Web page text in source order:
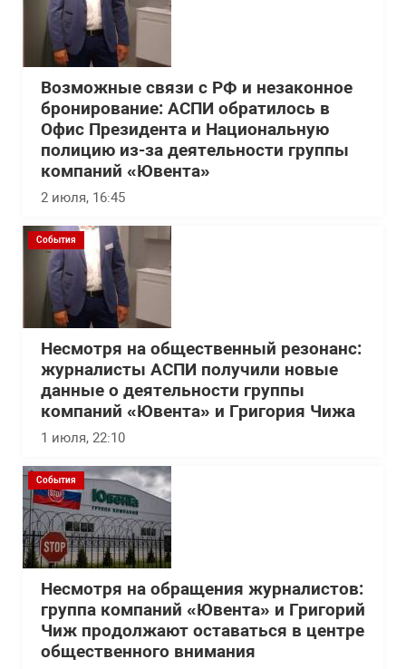
Возможные связи с РФ и незаконное
бронирование: АСПИ обратилось в
Офис Президента и Национальную
полицию из-за деятельности группы
компаний «Ювента»
2 июля, 16:45
События
Несмотря на общественный резонанс:
журналисты АСПИ получили новые
данные о деятельности группы
компаний «Ювента» и Григория Чижа
1 июля, 22:10
События
Несмотря на обращения журналистов:
группа компаний «Ювента» и Григорий
Чиж продолжают оставаться в центре
общественного внимания